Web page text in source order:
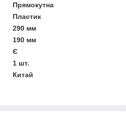
Прямокутна
Пластик
290 мм
190 мм
Є
1 шт.
Китай